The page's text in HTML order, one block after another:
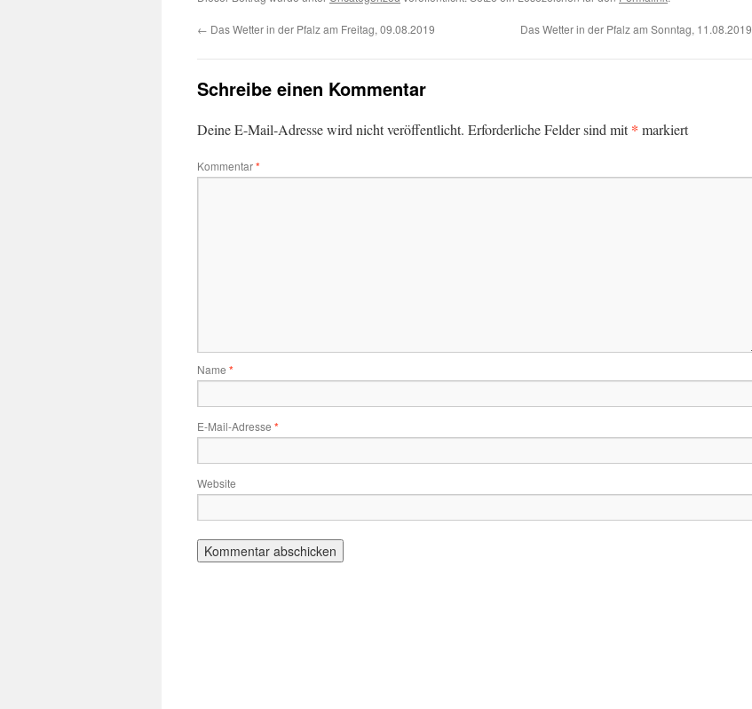
← Das Wetter in der Pfalz am Freitag, 09.08.2019 Das Wetter in der Pfalz am Sonntag, 11.08.2019
Schreibe einen Kommentar
Deine E-Mail-Adresse wird nicht veröffentlicht. Erforderliche Felder sind mit* markiert
Kommentar*
Name *
E-Mail-Adresse *
Website